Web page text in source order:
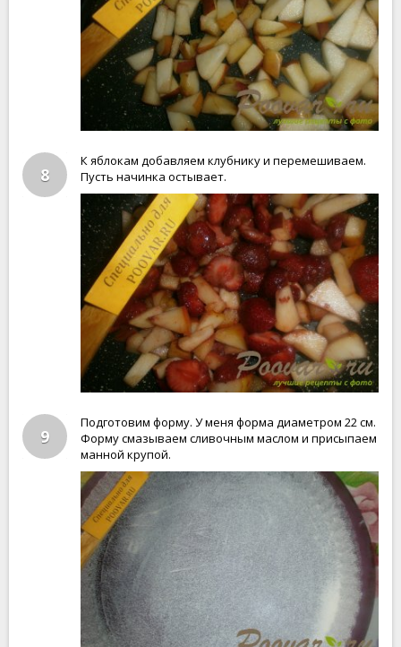
8
К яблокам добавляем клубнику и перемешиваем.
Пусть начинка остывает.
9
Подготовим форму. У меня форма диаметром 22 см.
Форму смазываем сливочным маслом и присыпаем
манной крупой.